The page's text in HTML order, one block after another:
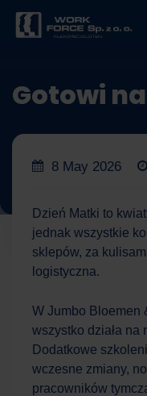
Gotowi
8 May 2026
Dzień Matki to
jednak wszystkie
sklepów, za
logistyczna.
W Jumbo Bloemen
wszystko działa na
Dodatkowe
wczesne zmiany,
pracowników